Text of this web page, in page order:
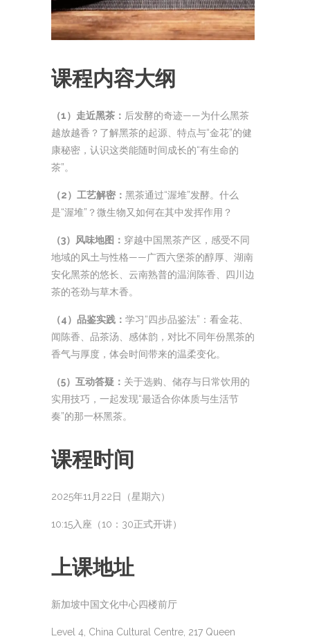
课程内容大纲
（1）走近黑茶： 后发酵的奇迹——为什么黑茶
越放越香？了解黑茶的起源、特点与“金花”的健
康秘密，认识这类能随时间成长的“有生命的
茶”。
（2）工艺解密： 黑茶通过“渥堆”发酵。什么
是“渥堆”？微生物又如何在其中发挥作用？
（3）风味地图： 穿越中国黑茶产区，感受不同
地域的风土与性格——广西六堡茶的醇厚、湖南
安化黑茶的悠长、云南熟普的温润陈香、四川边
茶的苍劲与草木香。
（4）品鉴实践： 学习“四步品鉴法”：看金花、
闻陈香、品茶汤、感体韵，对比不同年份黑茶的
香气与厚度，体会时间带来的温柔变化。
（5）互动答疑： 关于选购、储存与日常饮用的
实用技巧，一起发现“最适合你体质与生活节
奏”的那一杯黑茶。
课程时间
2025年11月22日（星期六）
10:15入座（10：30正式开讲）
上课地址
新加坡中国文化中心四楼前厅
Level 4, China Cultural Centre, 217 Queen